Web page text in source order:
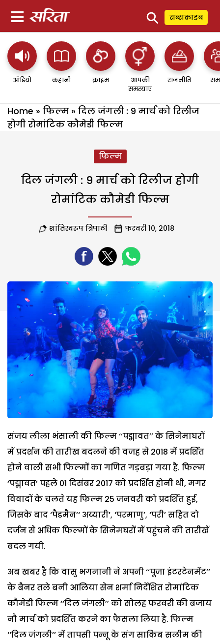
⚲ सब्सक्राइब
ऑडियो कहानी क्राइम
आपकी
समस्याएं
राजनीति
Home » फिल्म » दिल जंगली : 9 मार्च को रिलीज
होगी रोमांटिक कौमेडी फिल्म
फिल्म
दिल जंगली : 9 मार्च को रिलीज होगी
रोमांटिक कौमेडी फिल्म
शांतिस्वरूप त्रिपाठी फरवरी 10, 2018
संजय लीला भंसाली की फिल्म ‘‘पद्मावत’’ के सिनेमाघरों
में प्रदर्शन की तारीख बदलने की वजह से 2018 में प्रदर्शित
होने वाली सभी फिल्मों का गणित गड़बड़ा गया है. फिल्म
‘पद्मावत’ पहले 01 दिसंबर 2017 को प्रदर्शित होनी थी, मगर
विवादों के चलते यह फिल्म 25 जनवरी को प्रदर्शित हुई,
जिसके बाद ‘पैडमैन’‘ अय्यारी’, ‘परमाणु’, ‘परी’ सहित दो
दर्जन से अधिक फिल्मों के सिनेमघरों में पहुंचने की तारीखें
बदल गयी.
अब खबर है कि वासु भगनानी ने अपनी ‘‘पूजा इंटरटेनमेंट’’
के बैनर तले बनी आलिया सेन शर्मा निर्देशित रोमांटिक
कौमेडी फिल्म ‘‘दिल जंगली’’ को सोलह फरवरी की बजाय
नौ मार्च को प्रदर्शित करने का फैसला लिया है. फिल्म
‘‘दिल जंगली’’ में तापसी पन्नू के संग साकिब सलीम की